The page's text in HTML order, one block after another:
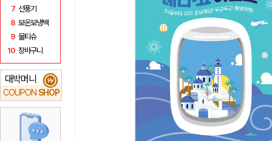
7 선풍기
8 보온보냉백
9 물티슈
10 장바구니
대박머니
COUPON SHOP
₩